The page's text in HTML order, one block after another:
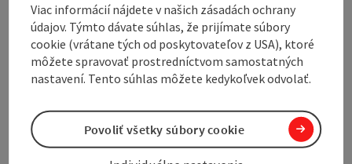
Contact
Arrival
Viac informácií nájdete v našich zásadách ochrany
údajov. Týmto dávate súhlas, že prijímate súbory
cookie (vrátane tých od poskytovateľov z USA), ktoré
môžete spravovať prostredníctvom samostatných
nastavení. Tento súhlas môžete kedykoľvek odvolať.
Povoliť všetky súbory cookie